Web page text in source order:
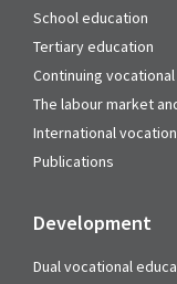
School education
Tertiary education
Continuing
The labour market
International
Publications
Development
Dual vocational